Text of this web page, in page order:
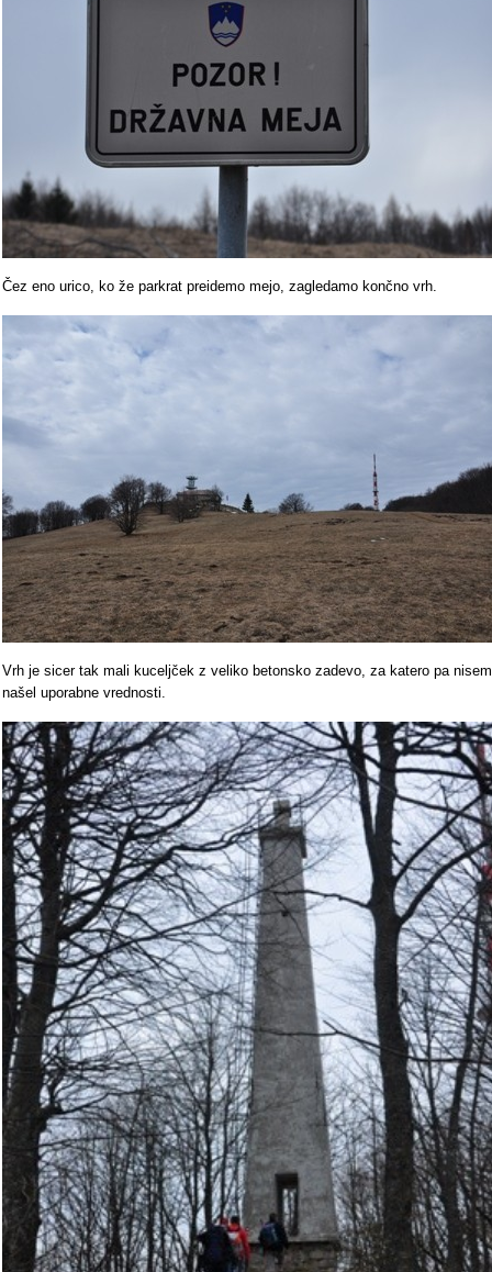
Čez eno urico, ko že parkrat preidemo mejo, zagledamo končno vrh.
Vrh je sicer tak mali kuceljček z veliko betonsko zadevo, za katero pa nisem
našel uporabne vrednosti.